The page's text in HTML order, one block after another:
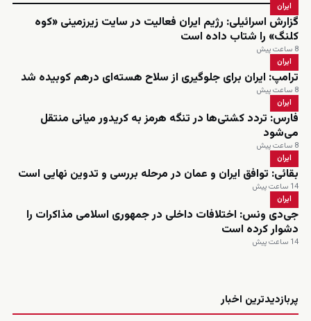
ایران
گزارش اسرائیلی: رژیم ایران فعالیت در سایت زیرزمینی «کوه
کلنگ» را شتاب داده است
8 ساعت پیش
ایران
ترامپ: ایران برای جلوگیری از سلاح هسته‌ای درهم کوبیده شد
8 ساعت پیش
ایران
فارس: تردد کشتی‌ها در تنگه هرمز به کریدور میانی منتقل
می‌شود
8 ساعت پیش
ایران
بقائی: توافق ایران و عمان در مرحله بررسی و تدوین نهایی است
14 ساعت پیش
ایران
جی‌دی ونس: اختلافات داخلی در جمهوری اسلامی مذاکرات را
دشوار کرده است
14 ساعت پیش
پربازدیدترین اخبار